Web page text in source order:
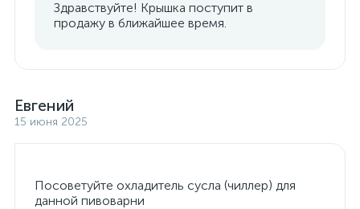
Здравствуйте! Крышка поступит в
продажу в ближайшее время.
Евгений
15 июня 2025
Посоветуйте охладитель сусла (чиллер) для
данной пивоварни